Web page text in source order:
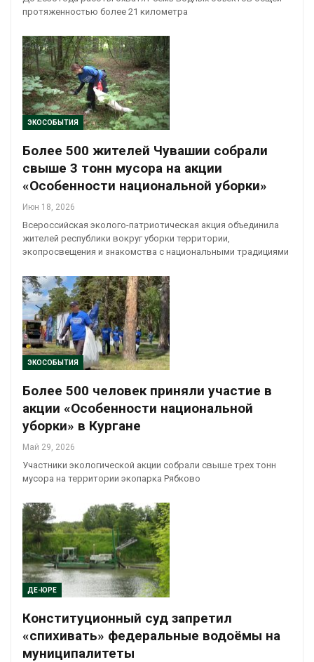
протяженностью более 21 километра
ЭКОСОБЫТИЯ
Более 500 жителей Чувашии собрали
свыше 3 тонн мусора на акции
«Особенности национальной уборки»
Июн 18, 2026
Всероссийская эколого-патриотическая акция объединила
жителей республики вокруг уборки территории,
экопросвещения и знакомства с национальными традициями
ЭКОСОБЫТИЯ
Более 500 человек приняли участие в
акции «Особенности национальной
уборки» в Кургане
Май 29, 2026
Участники экологической акции собрали свыше трех тонн
мусора на территории экопарка Рябково
ДЕ-ЮРЕ
Конституционный суд запретил
«спихивать» федеральные водоёмы на
муниципалитеты